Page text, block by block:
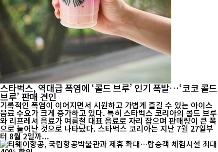
스타벅스, 역대급 폭염에 ‘콜드 브루’ 인기 폭발…‘코코 콜드
브루’ 판매 견인
기록적인 폭염이 이어지면서 시원하고 가볍게 즐길 수 있는 아이스
음료 수요가 크게 증가하고 있다. 특히 스타벅스 코리아의 콜드 브루
와 리프레셔 음료가 여름철 대표 음료로 자리 잡으며 판매량이 큰 폭
으로 늘어난 것으로 나타났다. 스타벅스 코리아는 지난 7월 27일부
터 8월 2일까...